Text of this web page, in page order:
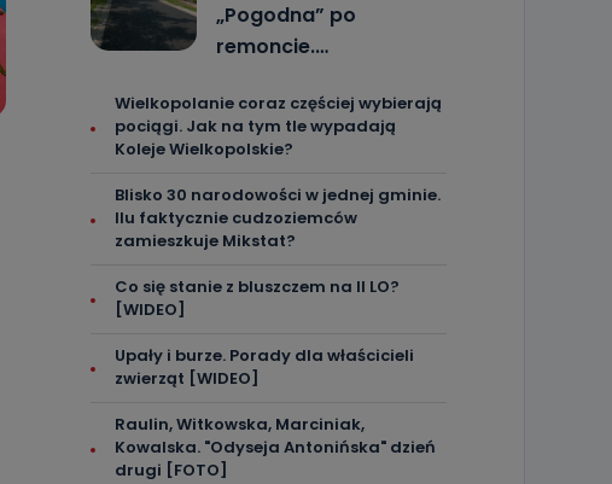
„Pogodna” po
remoncie.…
Wielkopolanie coraz częściej wybierają
pociągi. Jak na tym tle wypadają
Koleje Wielkopolskie?
Blisko 30 narodowości w jednej gminie.
Ilu faktycznie cudzoziemców
zamieszkuje Mikstat?
Co się stanie z bluszczem na II LO?
[WIDEO]
Upały i burze. Porady dla właścicieli
zwierząt [WIDEO]
Raulin, Witkowska, Marciniak,
Kowalska. "Odyseja Antonińska" dzień
drugi [FOTO]